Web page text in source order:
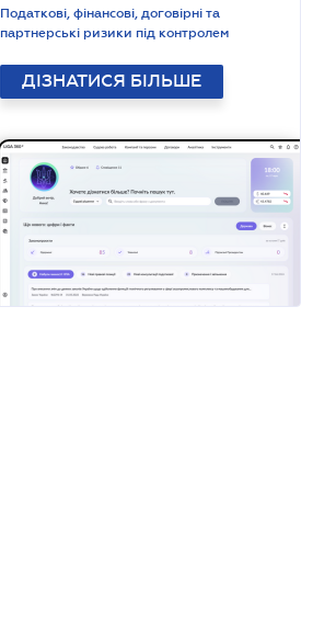
Податкові, фінансові, договірні та
партнерські ризики під контролем
ДІЗНАТИСЯ БІЛЬШЕ